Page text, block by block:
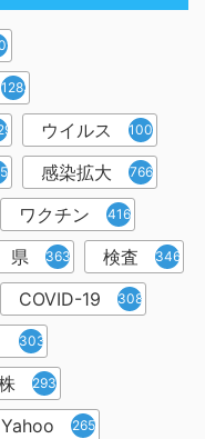
1283
ウイルス 1001
感染拡大 766
ワクチン 416
県 363 検査 346
COVID-19 308
303
293
Yahoo 265